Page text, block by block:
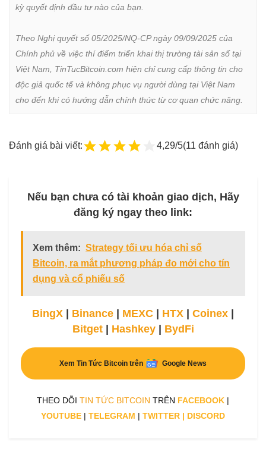
kỳ quyết định đầu tư nào của bạn.
Theo Nghị quyết số 05/2025/NQ-CP ngày 09/09/2025 của
Chính phủ về việc thí điểm triển khai thị trường tài sản số tại
Việt Nam, TinTucBitcoin.com hiện chỉ cung cấp thông tin cho
độc giả quốc tế và không phục vụ người dùng tại Việt Nam
cho đến khi có hướng dẫn chính thức từ cơ quan chức năng.
Đánh giá bài viết: 4,29/5(11 đánh giá)
Nếu bạn chưa có tài khoản giao dịch, Hãy
đăng ký ngay theo link:
Xem thêm: Strategy tối ưu hóa chỉ số
Bitcoin, ra mắt phương pháp đo mới cho tín
dụng và cổ phiếu số
BingX Binance MEXC HTX Coinex
Bitget| Hashkey| BydFi
Xem Tin Tức Bitcoin trên Google News
THEO DÕI TIN TỨC BITCOIN TRÊN FACEBOOK |
YOUTUBE | TELEGRAM | TWITTER | DISCORD